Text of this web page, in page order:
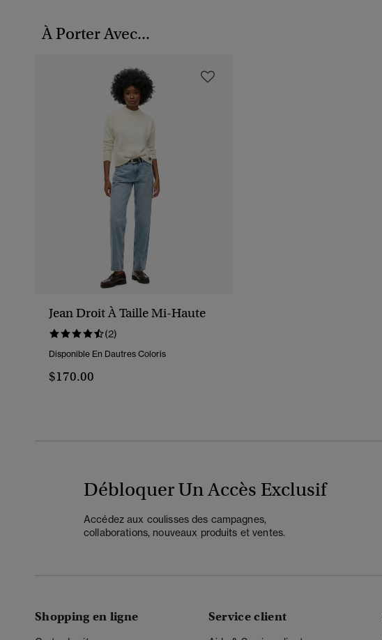
À Porter Avec...
Jean Droit À Taille Mi-Haute
(2)
Disponible En Dautres Coloris
$170.00
Débloquer Un Accès Exclusif
Accédez aux coulisses des campagnes,
collaborations, nouveaux produits et ventes.
Shopping en ligne Service client